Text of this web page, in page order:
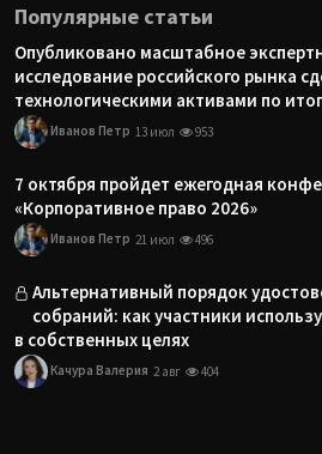
Популярные статьи
Опубликовано масштабное
исследование российского рынка
технологическими активами по
Иванов Петр 13 июл 953
7 октября пройдет ежегодная
«Корпоративное право 2026»
Иванов Петр 21 июл 496
Альтернативный порядок
собраний: как участники
в собственных целях
Качура Валерия 2 авг 404